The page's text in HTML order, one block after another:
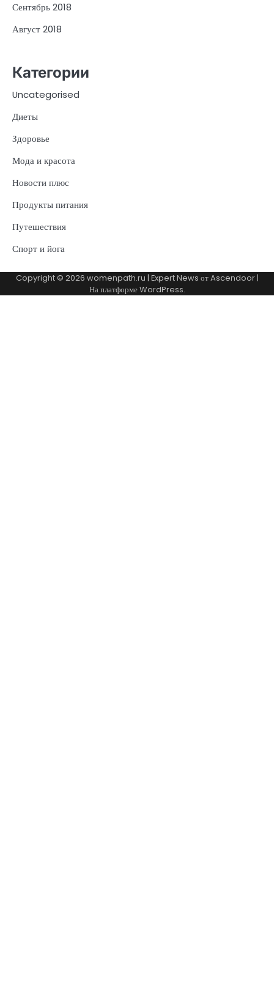
Сентябрь 2018
Август 2018
Категории
Uncategorised
Диеты
Здоровье
Мода и красота
Новости плюс
Продукты питания
Путешествия
Спорт и йога
Copyright © 2026 womenpath.ru | Expert News отAscendoor|
На платформеWordPress.